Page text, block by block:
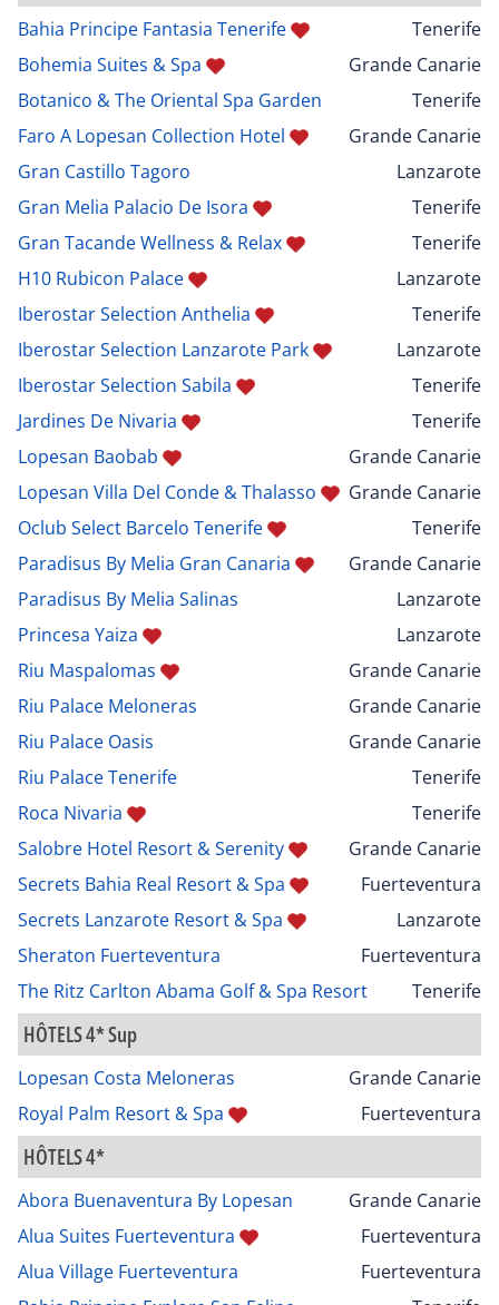
Bahia Principe Fantasia Tenerife
Tenerife
Bohemia Suites & Spa
Grande Canarie
Botanico & The Oriental Spa Garden
Tenerife
Faro A Lopesan Collection Hotel
Grande Canarie
Gran Castillo Tagoro
Lanzarote
Gran Melia Palacio De Isora
Tenerife
Gran Tacande Wellness & Relax
Tenerife
H10 Rubicon Palace
Lanzarote
Iberostar Selection Anthelia
Tenerife
Iberostar Selection Lanzarote Park
Lanzarote
Iberostar Selection Sabila
Tenerife
Jardines De Nivaria
Tenerife
Lopesan Baobab
Grande Canarie
Lopesan Villa Del Conde & Thalasso
Grande Canarie
Oclub Select Barcelo Tenerife
Tenerife
Paradisus By Melia Gran Canaria
Grande Canarie
Paradisus By Melia Salinas
Lanzarote
Princesa Yaiza
Lanzarote
Riu Maspalomas
Grande Canarie
Riu Palace Meloneras
Grande Canarie
Riu Palace Oasis
Grande Canarie
Riu Palace Tenerife
Tenerife
Roca Nivaria
Tenerife
Salobre Hotel Resort & Serenity
Grande Canarie
Secrets Bahia Real Resort & Spa
Fuerteventura
Secrets Lanzarote Resort & Spa
Lanzarote
Sheraton Fuerteventura
Fuerteventura
The Ritz Carlton Abama Golf & Spa Resort
Tenerife
HÔTELS 4* Sup
Lopesan Costa Meloneras
Grande Canarie
Royal Palm Resort & Spa
Fuerteventura
HÔTELS 4*
Abora Buenaventura By Lopesan
Grande Canarie
Alua Suites Fuerteventura
Fuerteventura
Alua Village Fuerteventura
Fuerteventura